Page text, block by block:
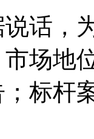
说话，
场地
标杆